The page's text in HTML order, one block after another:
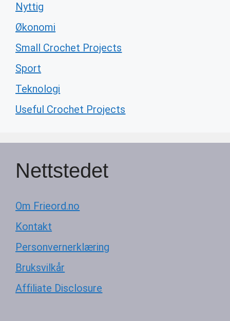
Nyttig
Økonomi
Small Crochet Projects
Sport
Teknologi
Useful Crochet Projects
Nettstedet
Om Frieord.no
Kontakt
Personvernerklæring
Bruksvilkår
Affiliate Disclosure